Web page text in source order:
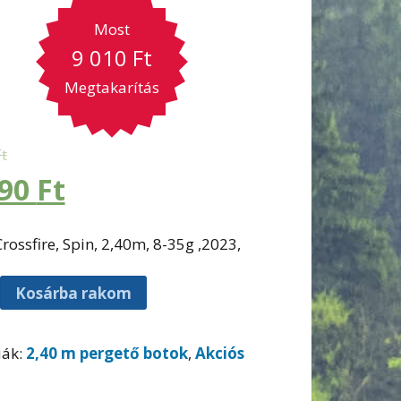
Most
9 010 Ft
Megtakarítás
Ft
Spin, 2,40m, 8-35g ,2023,
Kosárba rakom
2,40 m pergető botok, Akciós